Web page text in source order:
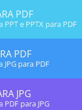
PDF
PPT e PPTX para PDF
PDF
JPG para PDF
JPG
PDF para JPG